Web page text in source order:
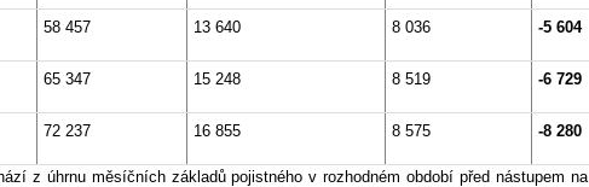
58 457 13 640 8 036 -5 604
65 347 15 248 8 519 -6 729
72 237 16 855 8 575 -8 280
z úhrnu měsíčních základů pojistného v rozhodném období před nástupem na